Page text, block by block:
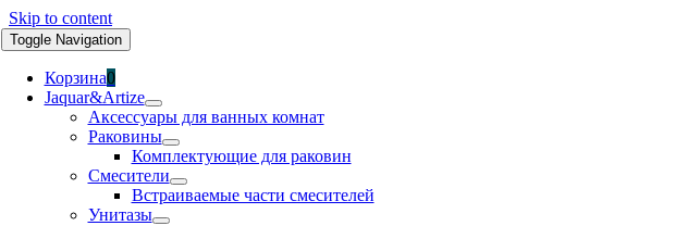
Skip to content
Toggle Navigation
Корзина0
Jaquar&Artize
Аксессуары для ванных комнат
Раковины
Комплектующие для раковин
Смесители
Встраиваемые части смесителей
Унитазы